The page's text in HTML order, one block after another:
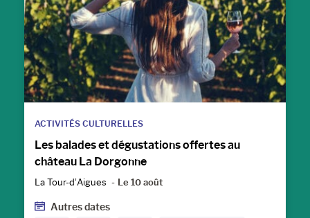
ACTIVITÉS CULTURELLES
Les balades et dégustations offertes au
château La Dorgonne
La Tour-d’Aigues Le 10 août
Autres dates